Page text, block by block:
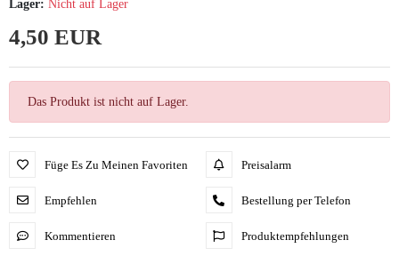
Lager: Nicht auf Lager
4,50 EUR
Das Produkt ist nicht auf Lager.
Füge Es Zu Meinen Favoriten
Empfehlen
Kommentieren
Preisalarm
Bestellung per Telefon
Produktempfehlungen